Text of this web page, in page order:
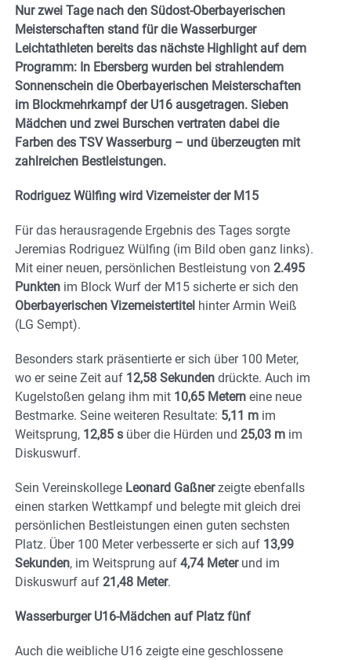
Nur zwei Tage nach den Südost-Oberbayerischen
Meisterschaften stand für die Wasserburger
Leichtathleten bereits das nächste Highlight auf dem
Programm: In Ebersberg wurden bei strahlendem
Sonnenschein die Oberbayerischen Meisterschaften
im Blockmehrkampf der U16 ausgetragen. Sieben
Mädchen und zwei Burschen vertraten dabei die
Farben des TSV Wasserburg – und überzeugten mit
zahlreichen Bestleistungen.
Rodriguez Wülfing wird Vizemeister der M15
Für das herausragende Ergebnis des Tages sorgte
Jeremias Rodriguez Wülfing (im Bild oben ganz links).
Mit einer neuen, persönlichen Bestleistung von 2.495
Punkten im Block Wurf der M15 sicherte er sich den
Oberbayerischen Vizemeistertitel hinter Armin Weiß
(LG Sempt).
Besonders stark präsentierte er sich über 100 Meter,
wo er seine Zeit auf 12,58 Sekunden drückte. Auch im
Kugelstoßen gelang ihm mit 10,65 Metern eine neue
Bestmarke. Seine weiteren Resultate: 5,11 m im
Weitsprung, 12,85 s über die Hürden und 25,03 m im
Diskuswurf.
Sein Vereinskollege Leonard Gaßnerzeigte ebenfalls
einen starken Wettkampf und belegte mit gleich drei
persönlichen Bestleistungen einen guten sechsten
Platz. Über 100 Meter verbesserte er sich auf 13,99
Sekunden, im Weitsprung auf 4,74 Meterund im
Diskuswurf auf 21,48 Meter.
Wasserburger U16-Mädchen auf Platz fünf
Auch die weibliche U16 zeigte eine geschlossene